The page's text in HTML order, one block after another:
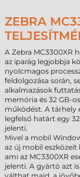
ZEBRA
A Zebra MC3300XR
az iparág legjobbja
nyolcmagos
feldolgozása során,
alkalmazások
memória és 32 GB-
működést. A tárhely
legfelső határt egy
jelenti.
Mivel a mobil
az új mobil eszközeit
ami az MC3300XR
jelenti. A gyártó azt